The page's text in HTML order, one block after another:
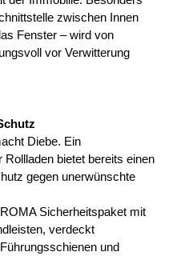
zwischen Innen
Fenster – wird von
vor Verwitterung
Diebe. Ein
Rollladen bietet bereits einen
gegen unerwünschte
Sicherheitspaket mit
verdeckt
und